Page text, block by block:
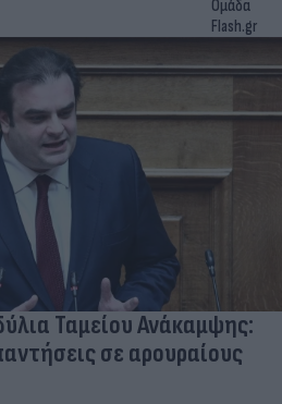
Ομάδα
Flash.gr
Ταμείου Ανάκαμψης:
σε αρουραίους